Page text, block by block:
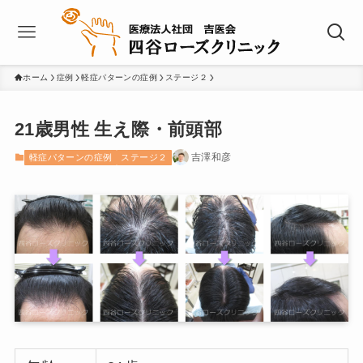
ホーム 症例 軽症パターンの症例 ステージ２
21歳男性 生え際・前頭部
軽症パターンの症例 ステージ２ 吉澤和彦